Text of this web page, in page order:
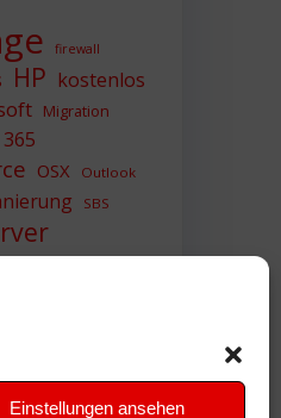
Einstellungen ansehen
firewall
HP kostenlos
Migration
OSX Outlook
SBS
SIEM
WAZUH